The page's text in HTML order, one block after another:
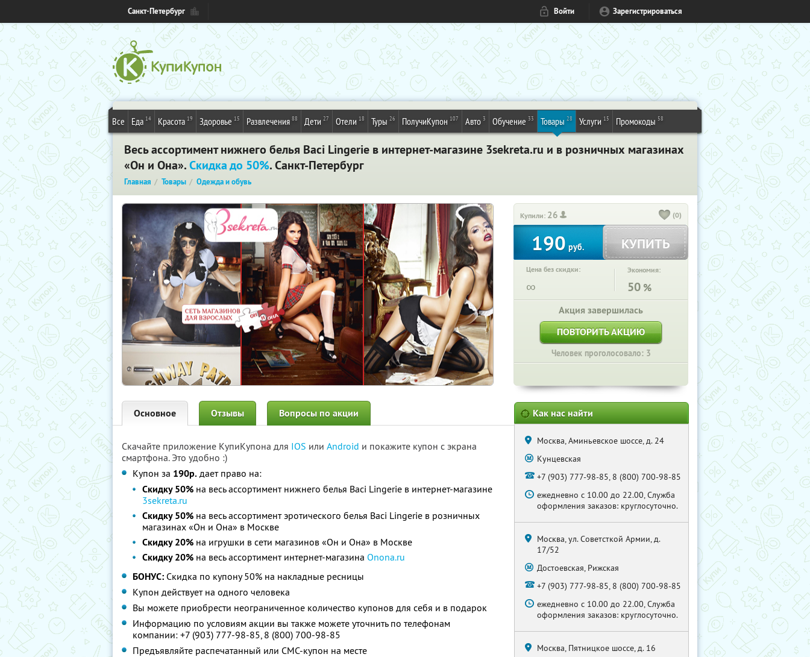
Санкт-Петербург Войти Зарегистрироваться
Все Еда 14 Красота 19 Здоровье 15 Развлечения 88 Дети 27 Отели 18 Туры 26 ПолучиКупон 107 Авто 3 Обучение 33 Товары 28 Услуги 15 Промокоды 58
Весь ассортимент нижнего белья Вaci Lingerie в интернет-магазине 3sekreta.ru и в розничных магазинах
«Он и Она».Скидка до 50%. Санкт-Петербург
Главная Товары Одежда и обувь
Купили: 26 (0)
190 руб. КУПИТЬ
Цена без скидки:
∞
Экономия:
50 %
Акция завершилась
ПОВТОРИТЬ АКЦИЮ
Человек проголосовало: 3
Основное Отзывы Вопросы по акции
Скачайте приложение КупиКупона для IOS или Android и покажите купон с экрана
смартфона. Это удобно :)
Купон за 190р. дает право на:
Скидку 50% на весь ассортимент нижнего белья Вaci Lingerie в интернет-магазине
3sekreta.ru
Скидку 50% на весь ассортимент эротического белья Вaci Lingerie в розничных
магазинах «Он и Она» в Москве
Скидку 20% на игрушки в сети магазинов «Он и Она» в Москве
Скидку 20% на весь ассортимент интернет-магазина Оnona.ru
БОНУС: Скидка по купону 50% на накладные ресницы
Купон действует на одного человека
Вы можете приобрести неограниченное количество купонов для себя и в подарок
Информацию по условиям акции вы также можете уточнить по телефонам
компании: +7 (903) 777-98-85, 8 (800) 700-98-85
Предъявляйте распечатанный или СМС-купон на месте
Как нас найти
Москва, Аминьевское шоссе, д. 24
Кунцевская
+7 (903) 777-98-85, 8 (800) 700-98-85
ежедневно с 10.00 до 22.00, Служба
оформления заказов: круглосуточно.
Москва, ул. Советсткой Армии, д.
17/52
Достоевская, Рижская
+7 (903) 777-98-85, 8 (800) 700-98-85
ежедневно с 10.00 до 22.00, Служба
оформления заказов: круглосуточно.
Москва, Пятницкое шоссе, д. 16